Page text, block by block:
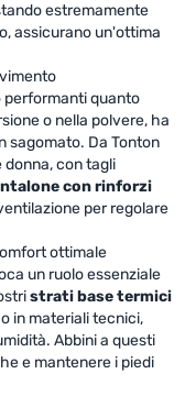
estremamente
assicurano un'ottima
quanto
o nella polvere, ha
sagomato. Da Tonton
donna, con tagli
con rinforzi
per regolare
ottimale
un ruolo essenziale
strati base termici
o in materiali tecnici,
Abbini a questi
e mantenere i piedi